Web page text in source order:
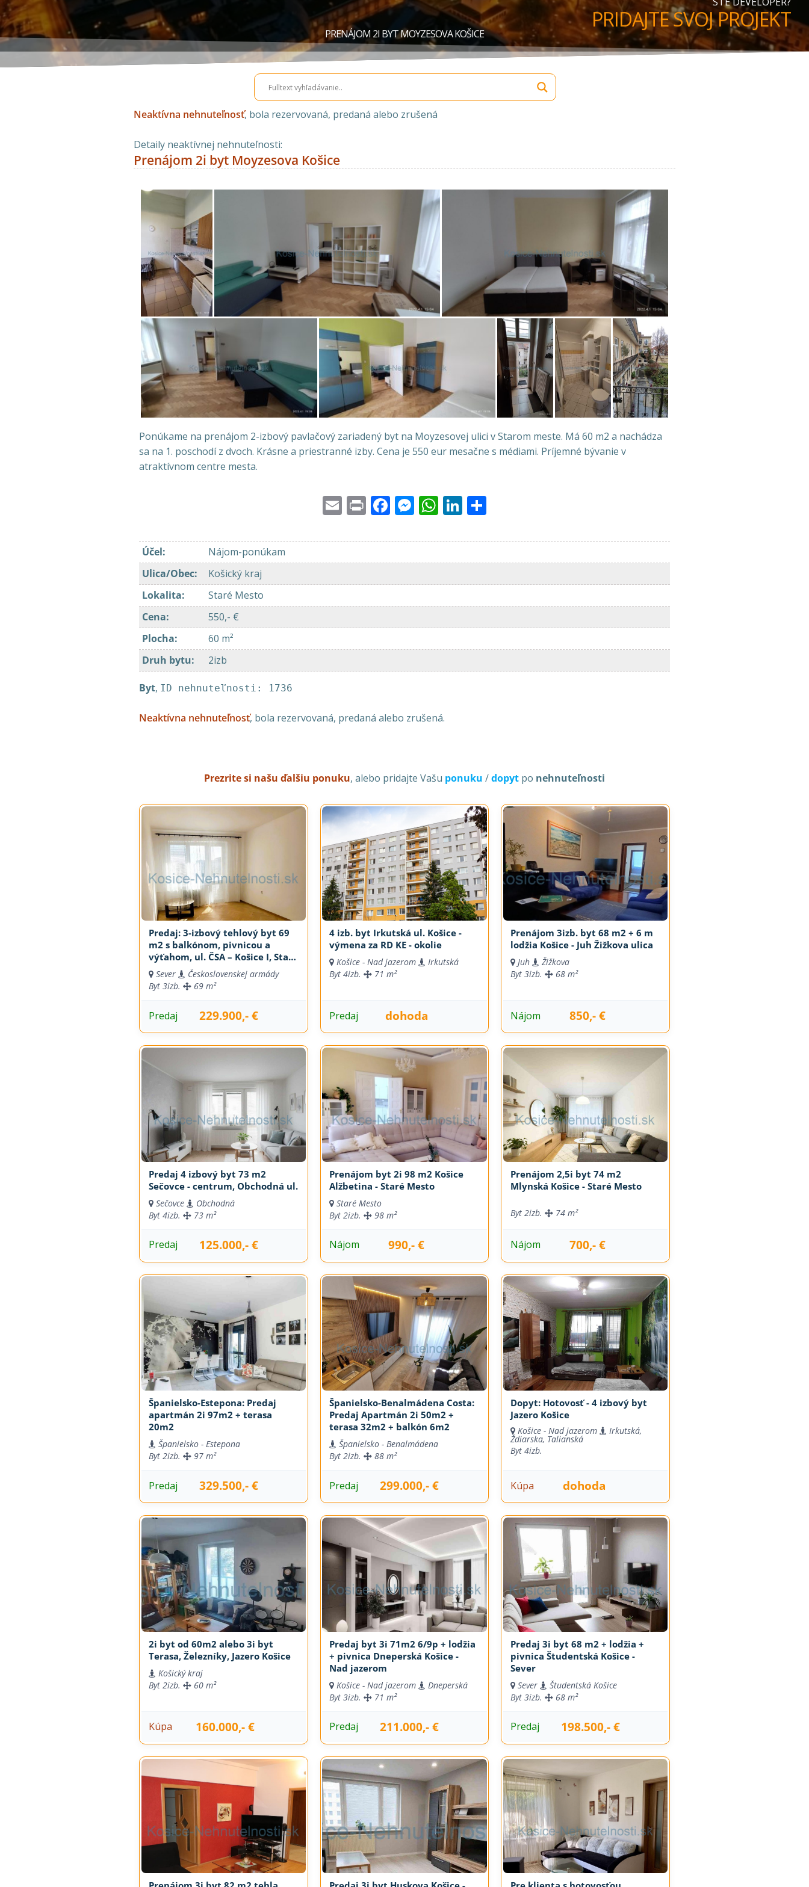
PRIDAJTE SVOJ PROJEKT
PRENÁJOM 2I BYT MOYZESOVA KOŠICE
Neaktívna nehnuteľnosť, bola rezervovaná, predaná alebo zrušená
Detaily neaktívnej nehnuteľnosti:
Prenájom 2i byt Moyzesova Košice
Ponúkame na prenájom 2-izbový pavlačový zariadený byt na Moyzesovej ulici v Starom meste. Má 60 m2 a nachádza
sa na 1. poschodí z dvoch. Krásne a priestranné izby. Cena je 550 eur mesačne s médiami. Príjemné bývanie v
atraktívnom centre mesta.
EmailPrintFacebook
Messenger
WhatsApp
LinkedIn
Účel:
Nájom-ponúkam
Ulica/Obec:
Košický kraj
Lokalita:
Staré Mesto
Cena:
550,- €
Plocha:
60 m²
Druh bytu: 2izb
Byt, ID nehnuteľnosti: 1736
Neaktívna nehnuteľnosť, bola rezervovaná, predaná alebo zrušená.
Prezrite si našu ďalšiu ponuku, alebo pridajte Vašu ponuku /dopyt po nehnuteľnosti
Predaj: 3-izbový tehlový byt 69
m2 s balkónom, pivnicou a
výťahom, ul. ČSA – Košice I, Staré
Mesto
Sever
Československej armády
Byt 3izb. 69 m²
Predaj 229.900,- €
4 izb. byt Irkutská ul. Košice -
výmena za RD KE - okolie
Košice - Nad jazerom
Irkutská
Byt 4izb. 71 m²
Predaj dohoda
Prenájom 3izb. byt 68 m2 + 6 m
lodžia Košice - Juh Žižkova ulica
Juh
Žižkova
Byt 3izb. 68 m²
Nájom 850,- €
Predaj 4 izbový byt 73 m2
Sečovce - centrum, Obchodná ul.
Sečovce
Obchodná
Byt 4izb. 73 m²
Predaj 125.000,- €
Prenájom byt 2i 98 m2 Košice
Alžbetina - Staré Mesto
Staré Mesto
Byt 2izb. 98 m²
Nájom 990,- €
Prenájom 2,5i byt 74 m2
Mlynská Košice - Staré Mesto
Byt 2izb. 74 m²
Nájom 700,- €
Španielsko-Estepona: Predaj
apartmán 2i 97m2 + terasa
20m2
Španielsko - Estepona
Byt 2izb. 97 m²
Predaj 329.500,- €
Španielsko-Benalmádena Costa:
Predaj Apartmán 2i 50m2 +
terasa 32m2 + balkón 6m2
Španielsko - Benalmádena
Byt 2izb. 88 m²
Predaj 299.000,- €
Dopyt: Hotovosť - 4 izbový byt
Jazero Košice
Košice - Nad jazerom Irkutská,
Ždiarska, Talianská
Byt 4izb.
Kúpa dohoda
2i byt od 60m2 alebo 3i byt
Terasa, Železníky, Jazero Košice
Košický kraj
Byt 2izb. 60 m²
Kúpa 160.000,- €
Predaj byt 3i 71m2 6/9p + lodžia
+ pivnica Dneperská Košice -
Nad jazerom
Košice - Nad jazerom
Dneperská
Byt 3izb. 71 m²
Predaj 211.000,- €
Predaj 3i byt 68 m2 + lodžia +
pivnica Študentská Košice -
Sever
Sever
Študentská Košice
Byt 3izb. 68 m²
Predaj 198.500,- €